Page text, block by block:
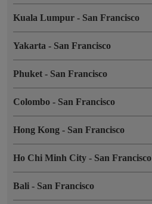
Kuala Lumpur - San Francisco
Yakarta - San Francisco
Phuket - San Francisco
Colombo - San Francisco
Hong Kong - San Francisco
Ho Chi Minh City - San Francisco
Bali - San Francisco